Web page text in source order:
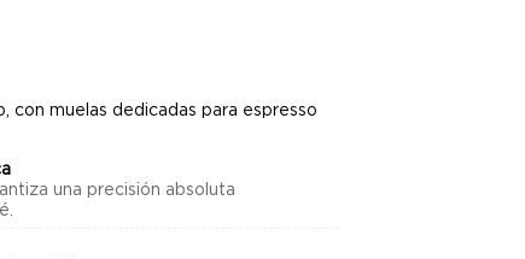
con muelas dedicadas para espresso
una precisión absoluta